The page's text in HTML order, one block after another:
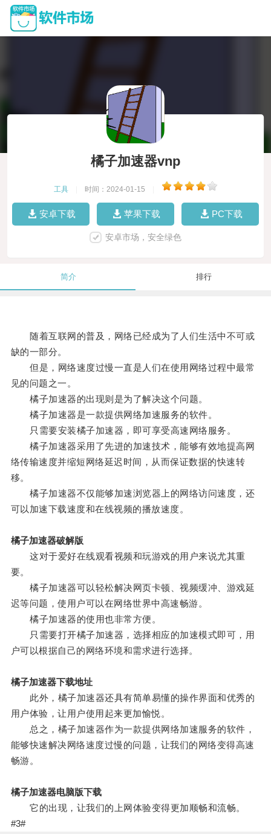
橘子加速器vnp
工具 时间：2024-01-15
安卓下载 苹果下载 PC下载
安卓市场，安全绿色
简介 排行
随着互联网的普及，网络已经成为了人们生活中不可或
缺的一部分。
但是，网络速度过慢一直是人们在使用网络过程中最常
见的问题之一。
橘子加速器的出现则是为了解决这个问题。
橘子加速器是一款提供网络加速服务的软件。
只需要安装橘子加速器，即可享受高速网络服务。
橘子加速器采用了先进的加速技术，能够有效地提高网
络传输速度并缩短网络延迟时间，从而保证数据的快速转
移。
橘子加速器不仅能够加速浏览器上的网络访问速度，还
可以加速下载速度和在线视频的播放速度。
橘子加速器破解版
这对于爱好在线观看视频和玩游戏的用户来说尤其重
要。
橘子加速器可以轻松解决网页卡顿、视频缓冲、游戏延
迟等问题，使用户可以在网络世界中高速畅游。
橘子加速器的使用也非常方便。
只需要打开橘子加速器，选择相应的加速模式即可，用
户可以根据自己的网络环境和需求进行选择。
橘子加速器下载地址
此外，橘子加速器还具有简单易懂的操作界面和优秀的
用户体验，让用户使用起来更加愉悦。
总之，橘子加速器作为一款提供网络加速服务的软件，
能够快速解决网络速度过慢的问题，让我们的网络变得高速
畅游。
橘子加速器电脑版下载
它的出现，让我们的上网体验变得更加顺畅和流畅。
#3#